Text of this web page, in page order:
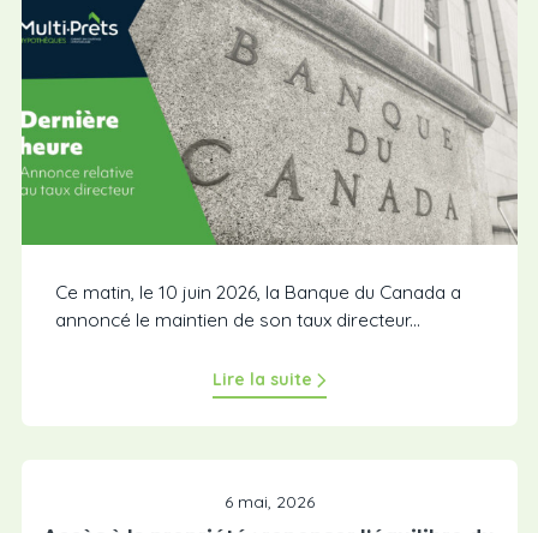
Ce matin, le 10 juin 2026, la Banque du Canada a
annoncé le maintien de son taux directeur...
Lire la suite
6 mai, 2026